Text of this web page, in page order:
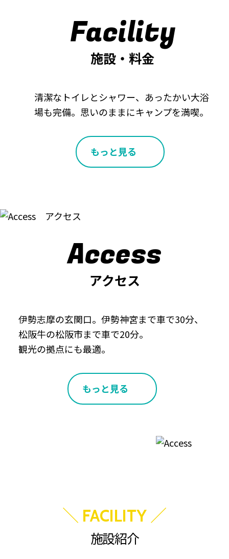
Facility
施設・料金
清潔なトイレとシャワー、あったかい大浴
場も完備。思いのままにキャンプを満喫。
もっと見る
Access
アクセス
伊勢志摩の玄関口。伊勢神宮まで車で30分、
松阪牛の松阪市まで車で20分。
観光の拠点にも最適。
もっと見る
＼ FACILITY ／
施設紹介